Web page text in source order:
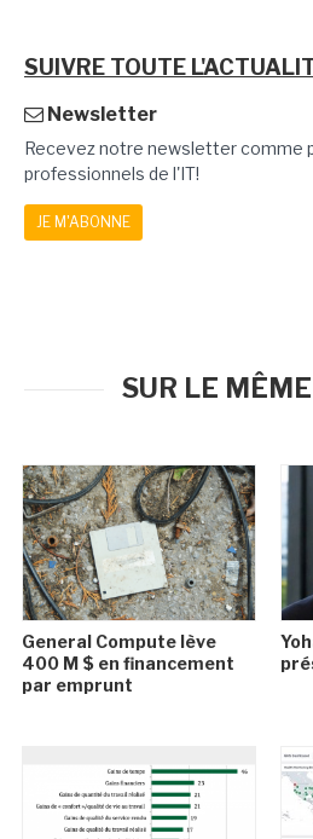
SUIVRE TOUTE
Newsletter
Recevez notre newsletter comme
professionnels de l'IT!
JE M'ABONNE
SUR LE
General Compute lève
400 M $ en financement
par emprunt